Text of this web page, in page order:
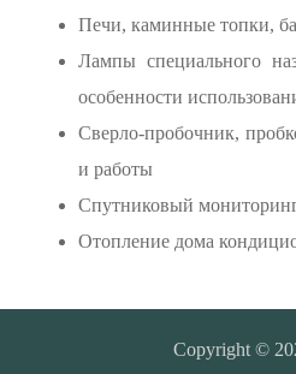
Печи, каминные топки,
Лампы специального
особенности
Сверло-пробочник,
и работы
Спутниковый
Отопление дома
Copyright ©